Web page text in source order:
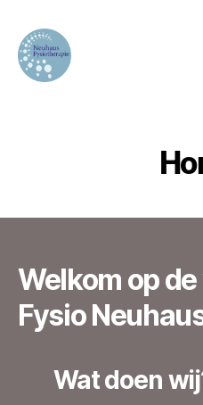
Welkom op
Fysio
Wat doen